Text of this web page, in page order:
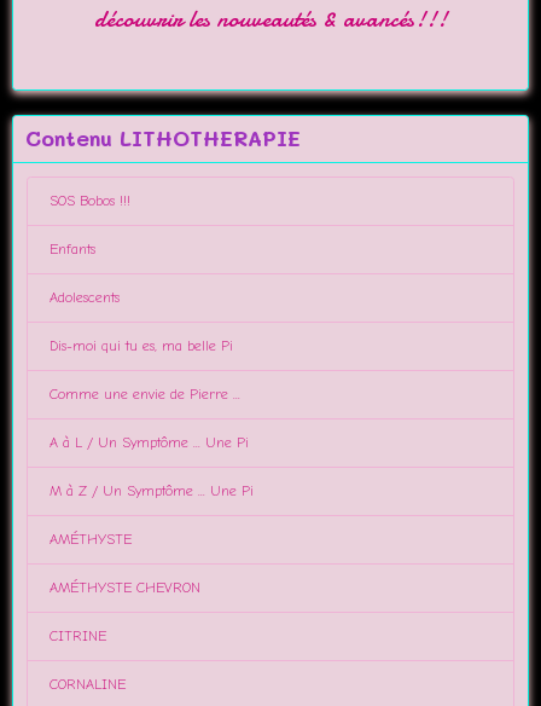
découvrir les nouveautés & avancés!!!
Contenu LITHOTHERAPIE
SOS Bobos !!!
Enfants
Adolescents
Dis-moi qui tu es, ma belle Pi
Comme une envie de Pierre ...
A à L / Un Symptôme ... Une Pi
M à Z / Un Symptôme ... Une Pi
AMÉTHYSTE
AMÉTHYSTE CHEVRON
CITRINE
CORNALINE